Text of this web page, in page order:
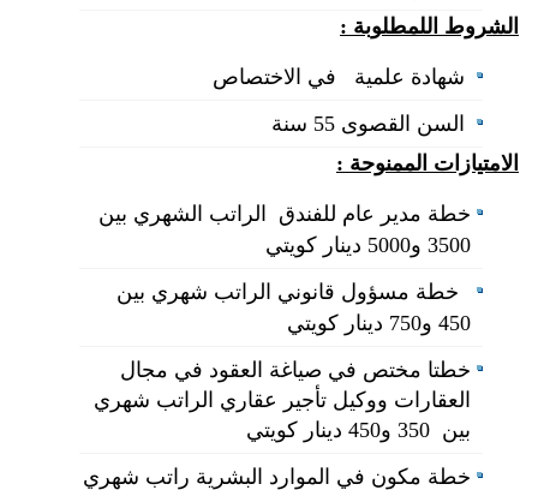
الشروط اللمطلوبة :
شهادة علمية في الاختصاص
السن القصوى 55 سنة
الامتيازات الممنوحة :
خطة مدير عام للفندق الراتب الشهري بين
3500 و5000 دينار كويتي
خطة مسؤول قانوني الراتب شهري بين
450 و750 دينار كويتي
خطتا مختص في صياغة العقود في مجال
العقارات ووكيل تأجير عقاري الراتب شهري
بين 350 و450 دينار كويتي
خطة مكون في الموارد البشرية راتب شهري